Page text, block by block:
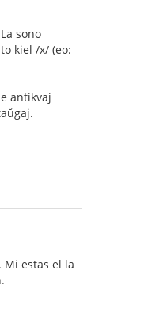
sono
kiel /x/ (eo:
antikvaj
Mi estas el la